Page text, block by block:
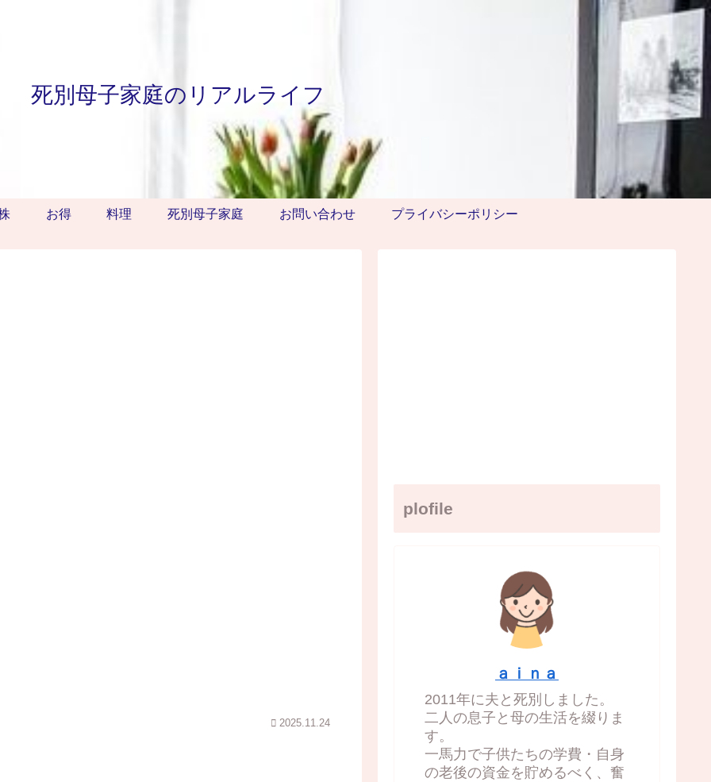
死別母子家庭のリアルライフ
お得 料理 死別母子家庭 お問い合わせ プライバシーポリシー
2025.11.24
plofile
ａｉｎａ
2011年に夫と死別しました。
二人の息子と母の生活を綴りま
す。
一馬力で子供たちの学費・自身
の老後の資金を貯めるべく、奮